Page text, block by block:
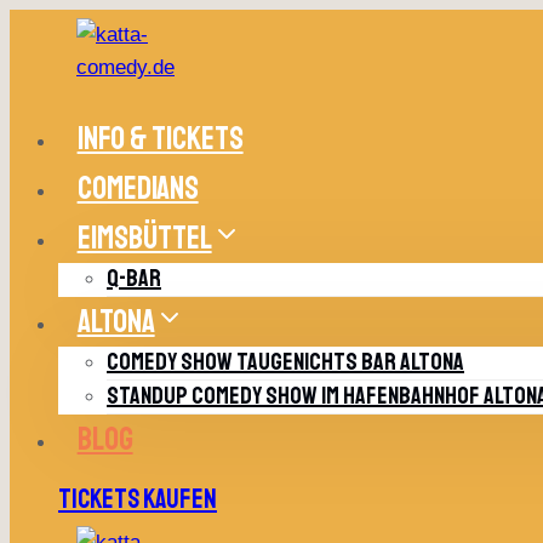
INFO & TICKETS
COMEDIANS
EIMSBÜTTEL
Q-BAR
ALTONA
COMEDY SHOW TAUGENICHTS BAR ALTONA
STANDUP COMEDY SHOW IM HAFENBAHNHOF
BLOG
TICKETS KAUFEN